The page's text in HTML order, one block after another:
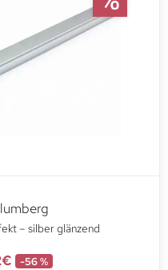
– silber glänzend
€ -56 %